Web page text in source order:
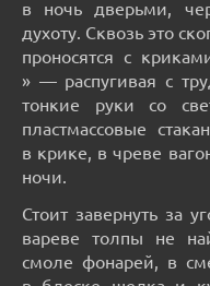
в ночь дверьми,
духоту. Сквозь это
проносятся с
» — распугивая с
тонкие руки со
пластмассовые
в крике, в чреве
ночи.
Стоит завернуть за
вареве толпы не
смоле фонарей, в